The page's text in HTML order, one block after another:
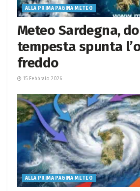
ALLA PRIMA PAGINA METEO
Meteo Sardegna,
tempesta spunta
freddo
15 Febbraio 2026
ALLA PRIMA PAGINA METEO